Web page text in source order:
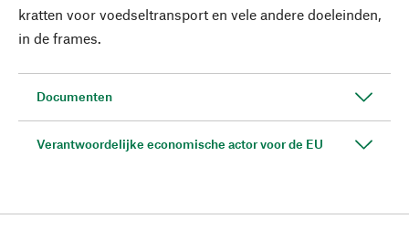
kratten voor voedseltransport en vele andere doeleinden,
in de frames.
Documenten
Verantwoordelijke economische actor voor de EU